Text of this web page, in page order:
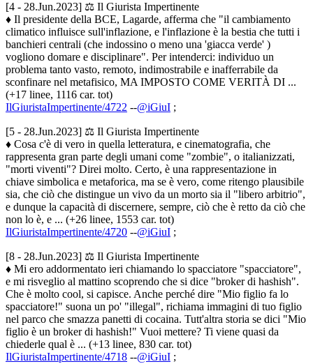
[4 - 28.Jun.2023] ⚖️ Il Giurista Impertinente
♦ Il presidente della BCE, Lagarde, afferma che "il cambiamento
climatico influisce sull'inflazione, e l'inflazione è la bestia che tutti i
banchieri centrali (che indossino o meno una 'giacca verde' )
vogliono domare e disciplinare". Per intenderci: individuo un
problema tanto vasto, remoto, indimostrabile e inafferrabile da
sconfinare nel metafisico, MA IMPOSTO COME VERITÀ DI ...
(+17 linee, 1116 car. tot)
IlGiuristaImpertinente/4722 --@iGiuI ;
[5 - 28.Jun.2023] ⚖️ Il Giurista Impertinente
♦ Cosa c'è di vero in quella letteratura, e cinematografia, che
rappresenta gran parte degli umani come "zombie", o italianizzati,
"morti viventi"? Direi molto. Certo, è una rappresentazione in
chiave simbolica e metaforica, ma se è vero, come ritengo plausibile
sia, che ciò che distingue un vivo da un morto sia il "libero arbitrio",
e dunque la capacità di discernere, sempre, ciò che è retto da ciò che
non lo è, e ... (+26 linee, 1553 car. tot)
IlGiuristaImpertinente/4720 --@iGiuI ;
[8 - 28.Jun.2023] ⚖️ Il Giurista Impertinente
♦ Mi ero addormentato ieri chiamando lo spacciatore "spacciatore",
e mi risveglio al mattino scoprendo che si dice "broker di hashish".
Che è molto cool, si capisce. Anche perché dire "Mio figlio fa lo
spacciatore!" suona un po' "illegal", richiama immagini di tuo figlio
nel parco che smazza panetti di cocaina. Tutt'altra storia se dici "Mio
figlio è un broker di hashish!" Vuoi mettere? Ti viene quasi da
chiederle qual è ... (+13 linee, 830 car. tot)
IlGiuristaImpertinente/4718 --@iGiuI ;